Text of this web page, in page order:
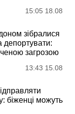
15:05 18.08
зібралися
депортувати:
загрозою
13:43 15.08
біженці можуть